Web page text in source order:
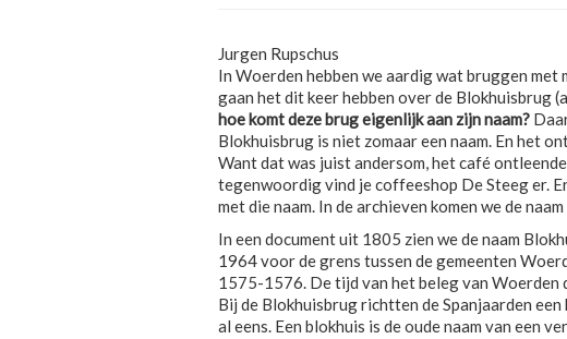
Jurgen Rupschus
In Woerden hebben we aardig wat bruggen met
gaan het dit keer hebben over de Blokhuisbrug
hoe komt deze brug eigenlijk aan zijn naam?
Blokhuisbrug is niet zomaar een naam. En het
Want dat was juist andersom, het café
tegenwoordig vind je coffeeshop De Steeg er.
met die naam. In de archieven komen we de
In een document uit 1805 zien we de naam
1964 voor de grens tussen de gemeenten
1575-1576. De tijd van het beleg van
Bij de Blokhuisbrug richtten de Spanjaarden
al eens. Een blokhuis is de oude naam van een